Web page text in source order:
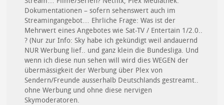
Dokumentationen – sofern sehenswert auch im
Streamingangebot… Ehrliche Frage: Was ist der
Mehrwert eines Angebotes wie Sat-TV / Entertain 1/2.0..
? (Nur zur Info: Sky habe ich gekündigt weil andauernd
NUR Werbung lief.. und ganz klein die Bundesliga. Und
wenn ich diese nun sehen will wird dies WEGEN der
übermässigkeit der Werbung über Plex von
Sendern/Freunde ausserhalb Deutschlands gestreamt..
ohne Werbung und ohne diese nervigen
Skymoderatoren.